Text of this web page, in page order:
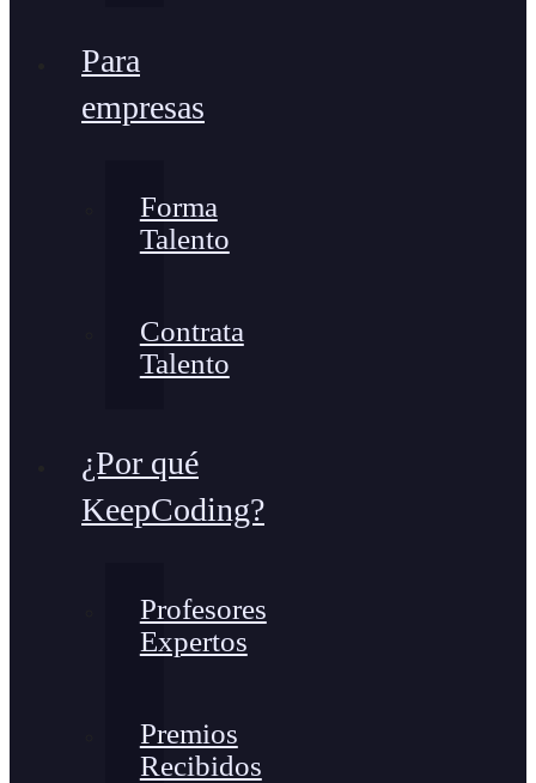
Para
empresas
Forma
Talento
Contrata
Talento
¿Por qué
KeepCoding?
Profesores
Expertos
Premios
Recibidos